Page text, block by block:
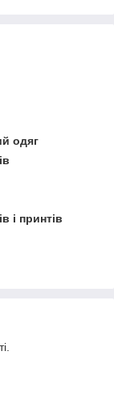
одяг
і принтів